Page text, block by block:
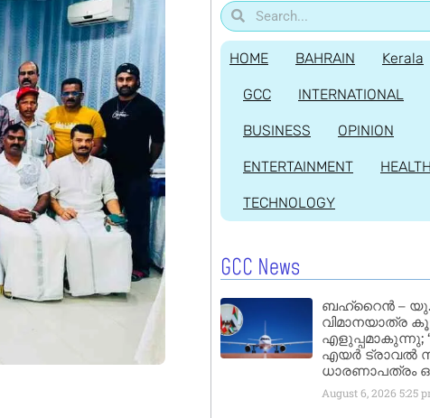
HOME BAHRAIN Kerala
GCC INTERNATIONAL
BUSINESS OPINION
ENTERTAINMENT HEALTH
TECHNOLOGY
GCC News
ബഹ്‌റൈൻ –
വിമാനയാത്ര
എളുപ്പമാകുന്നു;
എയർ ട്രാവൽ
ധാരണാപത്രം
August 6, 2026 5:25